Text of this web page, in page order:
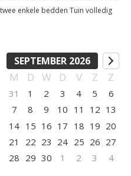
enkele bedden Tuin volledig
SEPTEMBER 2026
M D W D V Z Z
31 1 2 3 4 5
6
7
8 9 10 11 12 13
14 15 16 17 18 19 20
21
22 23 24 25 26 27
28 29 30 1 2 3 4